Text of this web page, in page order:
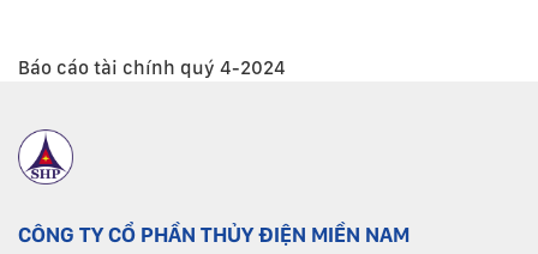
Báo cáo tài chính quý 4-2024
CÔNG TY CỔ PHẦN THỦY ĐIỆN MIỀN NAM